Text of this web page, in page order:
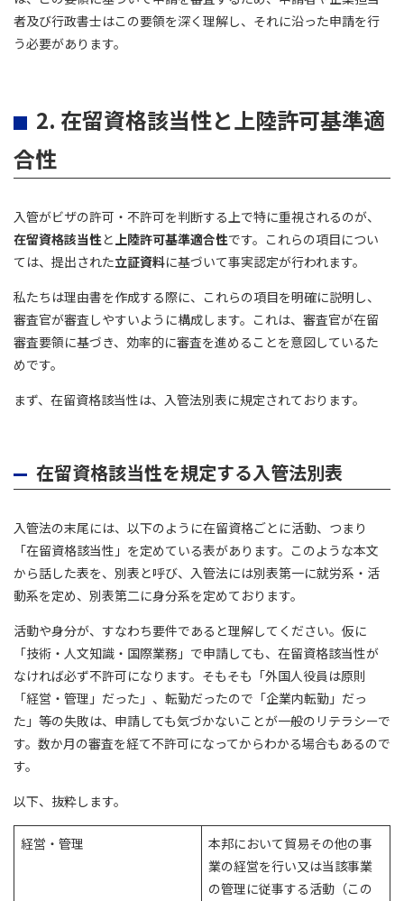
者及び行政書士はこの要領を深く理解し、それに沿った申請を行
う必要があります。
2. 在留資格該当性と上陸許可基準適
合性
入管がビザの許可・不許可を判断する上で特に重視されるのが、
在留資格該当性と上陸許可基準適合性です。これらの項目につい
ては、提出された立証資料に基づいて事実認定が行われます。
私たちは理由書を作成する際に、これらの項目を明確に説明し、
審査官が審査しやすいように構成します。これは、審査官が在留
審査要領に基づき、効率的に審査を進めることを意図しているた
めです。
まず、在留資格該当性は、入管法別表に規定されております。
在留資格該当性を規定する入管法別表
入管法の末尾には、以下のように在留資格ごとに活動、つまり
「在留資格該当性」を定めている表があります。このような本文
から話した表を、別表と呼び、入管法には別表第一に就労系・活
動系を定め、別表第二に身分系を定めております。
活動や身分が、すなわち要件であると理解してください。仮に
「技術・人文知識・国際業務」で申請しても、在留資格該当性が
なければ必ず不許可になります。そもそも「外国人役員は原則
「経営・管理」だった」、転勤だったので「企業内転勤」だっ
た」等の失敗は、申請しても気づかないことが一般のリテラシーで
す。数か月の審査を経て不許可になってからわかる場合もあるので
す。
以下、抜粋します。
経営・管理
本邦において貿易その他の事
業の経営を行い又は当該事業
の管理に従事する活動（この